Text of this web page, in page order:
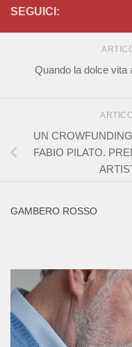
SEGUICI:
Quando la dolce vita
UN
FABIO PILATO.
GAMBERO ROSSO